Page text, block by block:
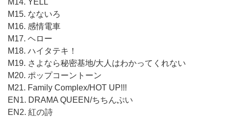
M14. YELL
M15. なないろ
M16. 感情電車
M17. ヘロー
M18. ハイタテキ！
M19. さよなら秘密基地/大人はわかってくれない
M20. ポップコーントーン
M21. Family Complex/HOT UP!!!
EN1. DRAMA QUEEN/ちちんぷい
EN2. 紅の詩